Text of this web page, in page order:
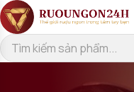
Bỏ qua đến nội dung